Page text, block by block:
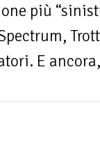
più
E